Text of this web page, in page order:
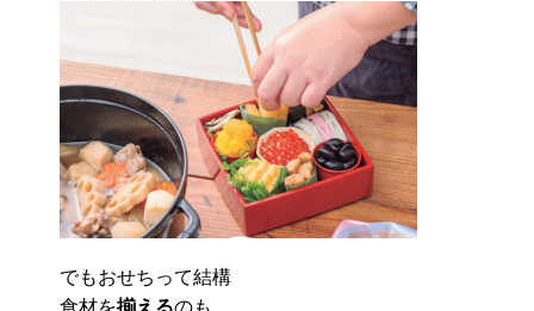
でもおせちって結構
食材を揃えるのも